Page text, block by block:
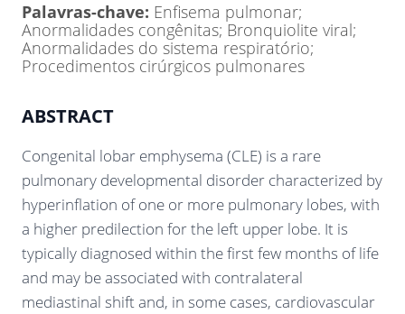
Palavras-chave: Enfisema pulmonar;
Anormalidades congênitas; Bronquiolite viral;
Anormalidades do sistema respiratório;
Procedimentos cirúrgicos pulmonares
ABSTRACT
Congenital lobar emphysema (CLE) is a rare
pulmonary developmental disorder characterized by
hyperinflation of one or more pulmonary lobes, with
a higher predilection for the left upper lobe. It is
typically diagnosed within the first few months of life
and may be associated with contralateral
mediastinal shift and, in some cases, cardiovascular